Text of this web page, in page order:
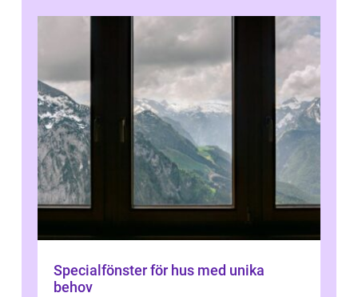
Specialfönster för hus med unika
behov